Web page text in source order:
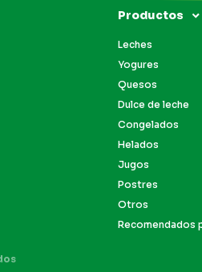
Productos
Leches
Yogures
Quesos
Dulce de leche
Congelados
Helados
Jugos
Postres
Otros
Recomendados